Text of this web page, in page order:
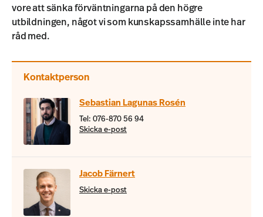
vore att sänka förväntningarna på den högre
utbildningen, något vi som kunskapssamhälle inte har
råd med.
Kontaktperson
Sebastian Lagunas Rosén
Tel: 076-870 56 94
Skicka e-post
Jacob Färnert
Skicka e-post